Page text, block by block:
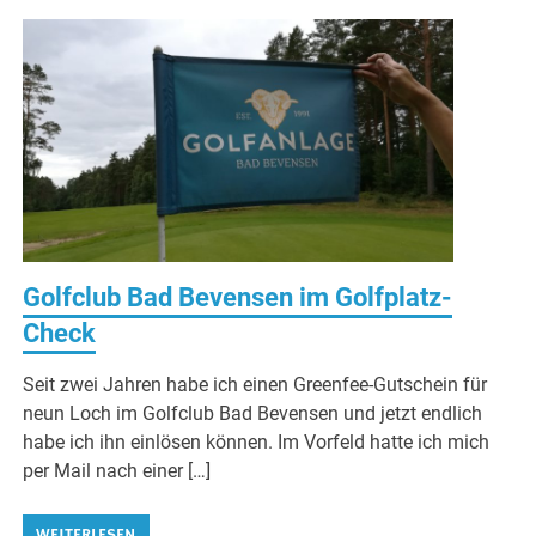
Golfclub Bad Bevensen im Golfplatz-
Check
Seit zwei Jahren habe ich einen Greenfee-Gutschein für
neun Loch im Golfclub Bad Bevensen und jetzt endlich
habe ich ihn einlösen können. Im Vorfeld hatte ich mich
per Mail nach einer […]